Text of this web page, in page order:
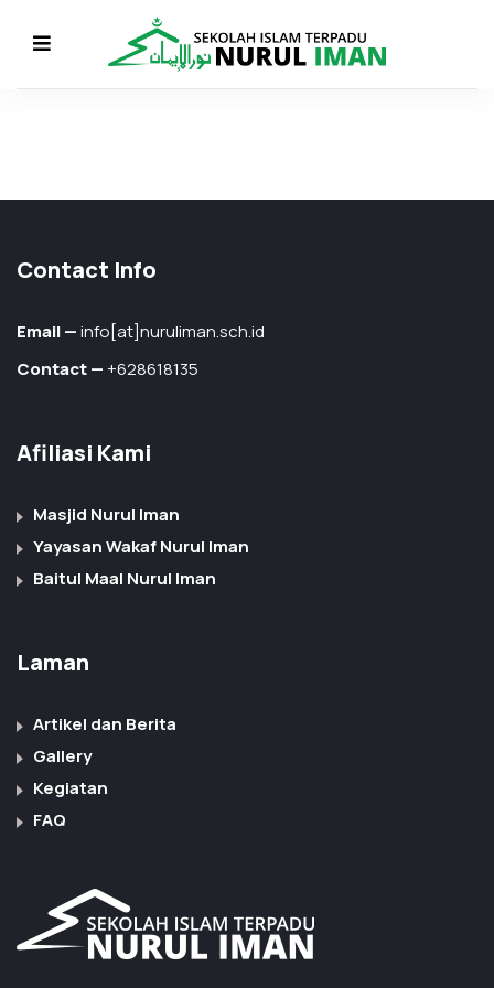
Contact Info
Email —info[at]nuruliman.sch.id
Contact —+628618135
Afiliasi Kami
Masjid Nurul Iman
Yayasan Wakaf Nurul Iman
Baitul Maal Nurul Iman
Laman
Artikel dan Berita
Gallery
Kegiatan
FAQ